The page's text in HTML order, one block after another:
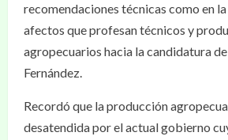
recomendaciones técnicas como en
afectos que profesan técnicos y
agropecuarios hacia la candidatura
Fernández.
Recordó que la producción
desatendida por el actual gobierno